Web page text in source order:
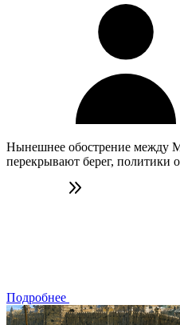
Нынешнее обострение между
перекрывают берег, политики
Подробнее